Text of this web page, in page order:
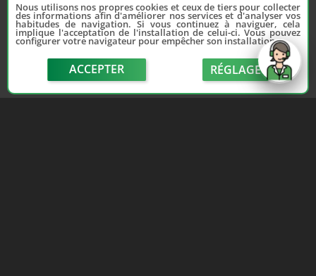
Nous utilisons nos propres cookies et ceux de tiers pour collecter
des informations afin d'améliorer nos services et d'analyser vos
habitudes de navigation. Si vous continuez à naviguer, cela
implique l'acceptation de l'installation de celui-ci. Vous pouvez
configurer votre navigateur pour empêcher son installation.
ACCEPTER RÉGLAGE